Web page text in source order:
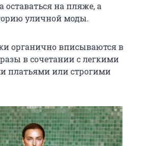
оставаться на пляже, а
уличной моды.
органично вписываются в
в сочетании с легкими
платьями или строгими